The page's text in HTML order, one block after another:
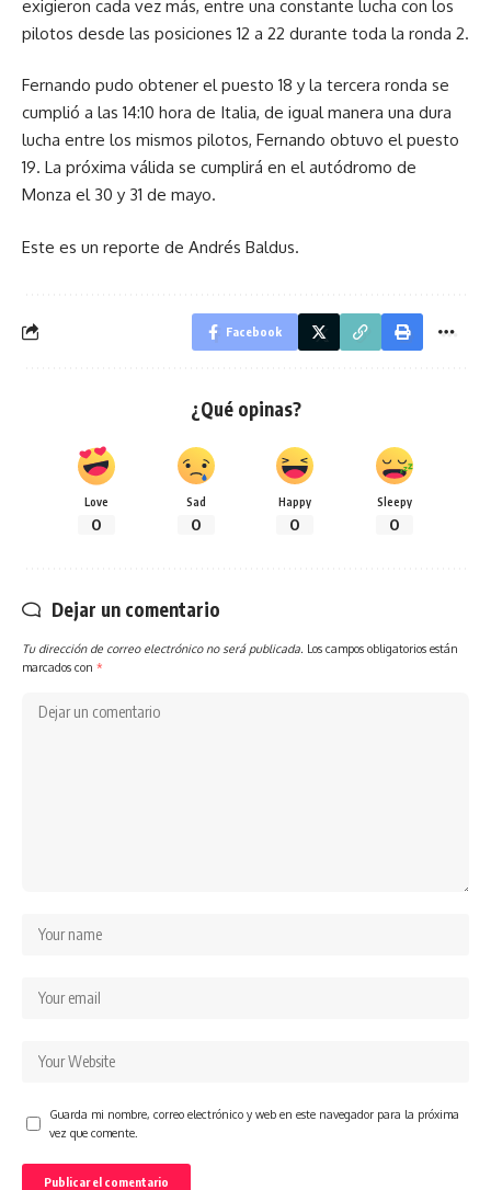
exigieron cada vez más, entre una constante lucha con los
pilotos desde las posiciones 12 a 22 durante toda la ronda 2.
Fernando pudo obtener el puesto 18 y la tercera ronda se
cumplió a las 14:10 hora de Italia, de igual manera una dura
lucha entre los mismos pilotos, Fernando obtuvo el puesto
19. La próxima válida se cumplirá en el autódromo de
Monza el 30 y 31 de mayo.
Este es un reporte de Andrés Baldus.
Facebook
¿Qué opinas?
Love
0
Sad
0
Happy
0
Sleepy
0
Dejar un comentario
Tu dirección de correo electrónico no será publicada. Los campos obligatorios están
marcados con *
Guarda mi nombre, correo electrónico y web en este navegador para la próxima
vez que comente.